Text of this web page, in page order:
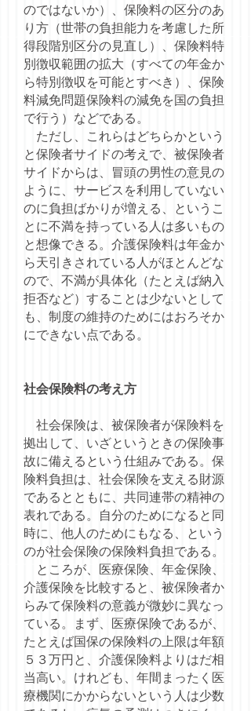
のではないか）、保険料の区分のあ
り方（世帯の負担能力を考慮した所
得段階別区分の見直し）、保険料特
別徴収範囲の拡大（すべての年金か
ら特別徴収を可能とすべき）、保険
料減免問題保険料の減免を国の負担
で行う）などである。
ただし、これらはどちらかという
と保険者サイドの考えで、被保険者
サイドからは、冒頭の男性の意見の
ように、サービスを利用していない
のに負担ばかりが増える、というこ
とに不満を持っている人は多いもの
と想像できる。介護保険料は年金か
ら天引きされている人がほとんどな
ので、不満が具体化（たとえば納入
拒否など）することは少ないとして
も、制度の維持のためにはおろそか
にできない点である。
社会保険料の考え方
社会保険は、被保険者が保険料を
拠出して、いざというときの保険事
故に備えるという仕組みである。保
険料負担は、社会保険を支える財源
であるとともに、共同連帯の精神の
表れである。自分のためになると同
時に、他人のためにもなる、という
のが社会保険の保険料負担である。
ところが、医療保険、年金保険、
介護保険を比較すると、被保険者か
らみて保険料の意義が微妙に異なっ
ている。まず、医療保険であるが、
たとえば国保の保険料の上限は年額
５３万円と、介護保険料よりはだ相
当高い。けれども、年間まったく医
療機関にかからないという人は少数